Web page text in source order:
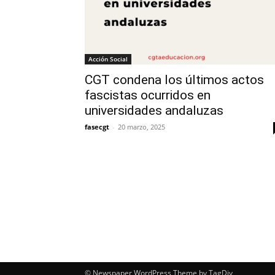
Acción Social
CGT condena los últimos actos
fascistas ocurridos en
universidades andaluzas
fasecgt - 20 marzo, 2025
© Newspaper WordPress Theme by TagDiv